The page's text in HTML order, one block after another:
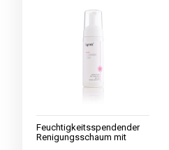
Feuchtigkeitsspendender
Renigungsschaum mit